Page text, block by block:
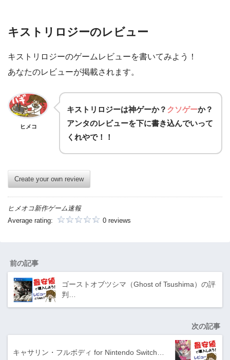
キストリロジーのレビュー
キストリロジーのゲームレビューを書いてみよう！
あなたのレビューが掲載されます。
ヒメコ
キストリロジーは神ゲーか？ クソゲーか？
アンタのレビューを下に書き込んでいって
くれやで！！
Create your own review
ヒメオコ新作ゲーム速報
Average rating:
0 reviews
前の記事
ゴーストオブツシマ（Ghost of Tsushima）の評
判…
次の記事
キャサリン・フルボディ for Nintendo Switch…